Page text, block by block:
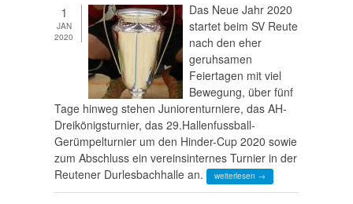
1
JAN
2020
Das Neue Jahr 2020
startet beim SV Reute
nach den eher
geruhsamen
Feiertagen mit viel
Bewegung, über fünf
Tage hinweg stehen Juniorenturniere, das AH-
Dreikönigsturnier, das 29.Hallenfussball-
Gerümpelturnier um den Hinder-Cup 2020 sowie
zum Abschluss ein vereinsinternes Turnier in der
Reutener Durlesbachhalle an.
weiterlesen →